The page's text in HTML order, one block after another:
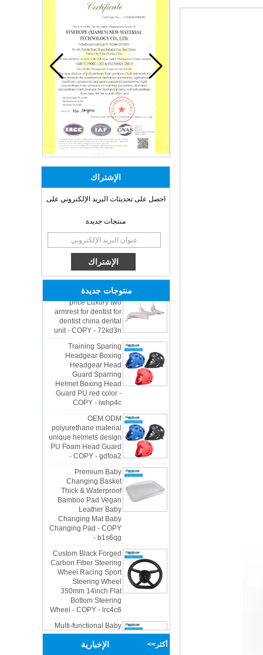
الإشتراك
احصل على تحديثات البريد الإلكتروني على
منتجات جديدة
منتوجات جديدة
OEM ODM
polyurethane material
unique helmets 2025
Guard - COPY - sbtssd
High quality factory
price Luxury two
armrest for dentist for
dentist china dental
unit - COPY - 72kd3n
Training Sparing
Headgear Boxing
Headgear Head
Guard Sparring
Helmet Boxing Head
Guard PU red color -
COPY - iwhp4c
OEM ODM
polyurethane material
unique helmets design
PU Foam Head Guard
- COPY - gdfoa2
Premium Baby
Changing Basket
Thick & Waterproof
Bamboo Pad Vegan
Leather Baby
Changing Mat Baby
Changing Pad - COPY
- b1s6qg
Custom Black Forged
Carbon Fiber Steering
Wheel Racing Sport
Steering Wheel
350mm 14inch Flat
Bottom Steering
Wheel - COPY - lrc4c6
Multi-functional Baby
Seat Self Skin Foamed
Portable The Baby
teg2uoالإخبارية أكثر>>